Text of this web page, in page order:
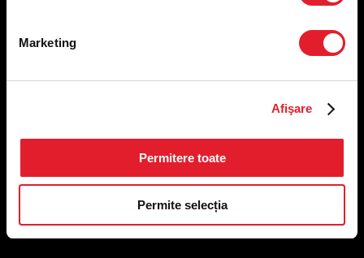
Marketing
Afişare
Permitere toate
Permite selecția
Restaurante
CAMERA 5, Etaj 2
Autorizații și avize